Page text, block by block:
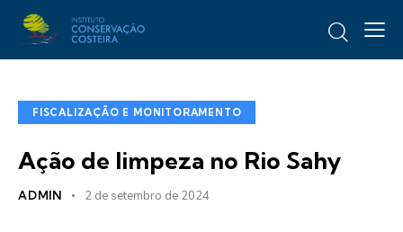
FISCALIZAÇÃO E MONITORAMENTO
Ação de limpeza no Rio Sahy
ADMIN 2 de setembro de 2024